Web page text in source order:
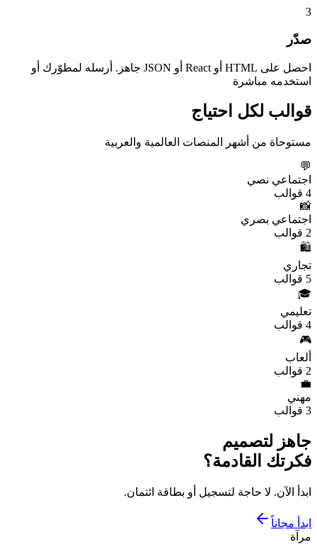
3
صدّر
احصل على HTML أو React أو JSON جاهز. أرسله لمطوّرك أو
استخدمه مباشرة
قوالب لكل احتياج
مستوحاة من أشهر المنصات العالمية والعربية
💬
اجتماعي نصي
4 قوالب
📸
اجتماعي بصري
2 قوالب
🛍️
تجاري
5 قوالب
🎓
تعليمي
4 قوالب
🎮
ألعاب
2 قوالب
💼
مهني
3 قوالب
جاهز لتصميم
فكرتك القادمة؟
ابدأ الآن. لا حاجة لتسجيل أو بطاقة ائتمان.
ابدأ مجاناً
مرآة